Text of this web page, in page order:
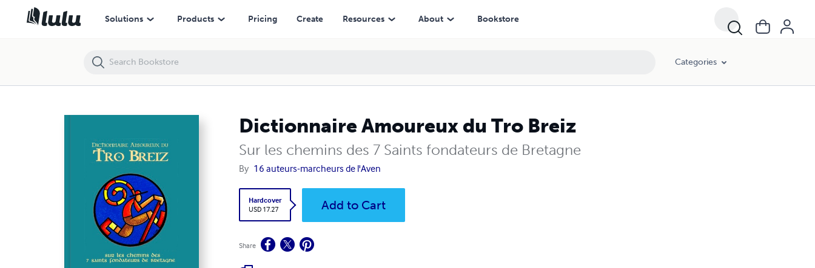
Solutions Products Pricing Create Resources About Bookstore
Categories
Dictionnaire Amoureux du Tro Breiz
Sur les chemins des 7 Saints fondateurs de Bretagne
By 16 auteurs-marcheurs de l'Aven
Hardcover
USD 17.27
Add to Cart
Share
Dictionnaire Amoureux du Tro Breiz